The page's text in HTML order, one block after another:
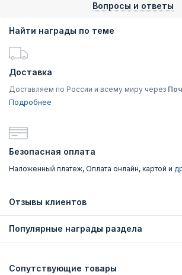
Вопросы и ответы
Найти награды по теме
Доставка
Доставляем по России и всему миру через
Подробнее
Безопасная оплата
Наложенный платеж, Оплата онлайн, картой и
Отзывы клиентов
Популярные награды раздела
Сопутствующие товары